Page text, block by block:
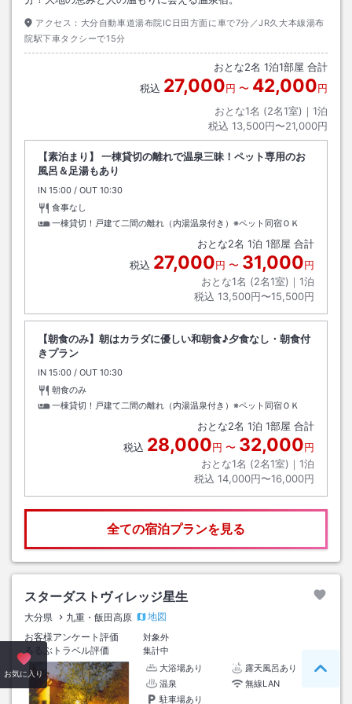
アクセス： 大分自動車道湯布院IC日田方面に車で7分／JR久大本線湯布
院駅下車タクシーで15分
おとな2名 1泊1部屋 合計
税込 27,000円 〜 42,000円
おとな1名 (2名1室)｜ 1泊
税込 13,500円〜21,000円
【素泊まり】 一棟貸切の離れで温泉三昧！ペット専用のお
風呂＆足湯もあり
IN チェックイン
15:00 / OUT チェックアウト
10:30
食事なし
一棟貸切！戸建て二間の離れ（内湯温泉付き）※ペット同宿ＯＫ
おとな2名 1泊 1部屋 合計
税込 27,000円 〜 31,000円
おとな1名 (2名1室)｜ 1泊
税込 13,500円〜15,500円
【朝食のみ】朝はカラダに優しい和朝食♪夕食なし・朝食付
きプラン
IN チェックイン
15:00 / OUT チェックアウト
10:30
朝食のみ
一棟貸切！戸建て二間の離れ（内湯温泉付き）※ペット同宿ＯＫ
おとな2名 1泊 1部屋 合計
税込 28,000円 〜 32,000円
おとな1名 (2名1室)｜ 1泊
税込 14,000円〜16,000円
全ての宿泊プランを見る
スターダストヴィレッジ星生
大分県 九重・飯田高原
地図
お客様アンケート評価
対象外
るるぶトラベル評価
集計中
大浴場あり
露天風呂あり
温泉
無線LAN
駐車場あり
お気に入り ペー